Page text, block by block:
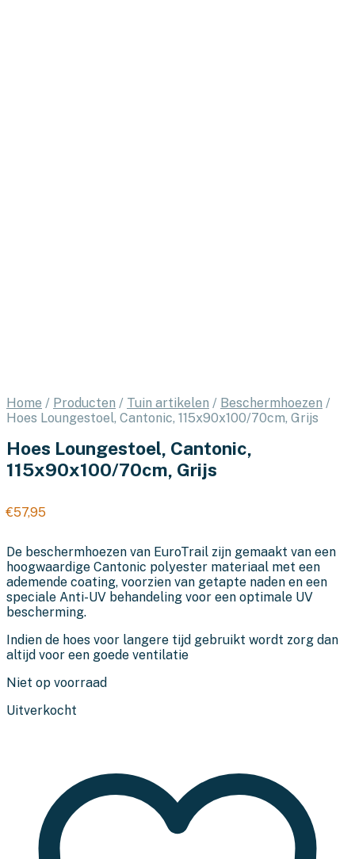
Home / Producten / Tuin artikelen / Beschermhoezen /
Hoes Loungestoel, Cantonic, 115x90x100/70cm, Grijs
Hoes Loungestoel, Cantonic,
115x90x100/70cm, Grijs
€57,95
De beschermhoezen van EuroTrail zijn gemaakt van een
hoogwaardige Cantonic polyester materiaal met een
ademende coating, voorzien van getapte naden en een
speciale Anti-UV behandeling voor een optimale UV
bescherming.
Indien de hoes voor langere tijd gebruikt wordt zorg dan
altijd voor een goede ventilatie
Niet op voorraad
Uitverkocht